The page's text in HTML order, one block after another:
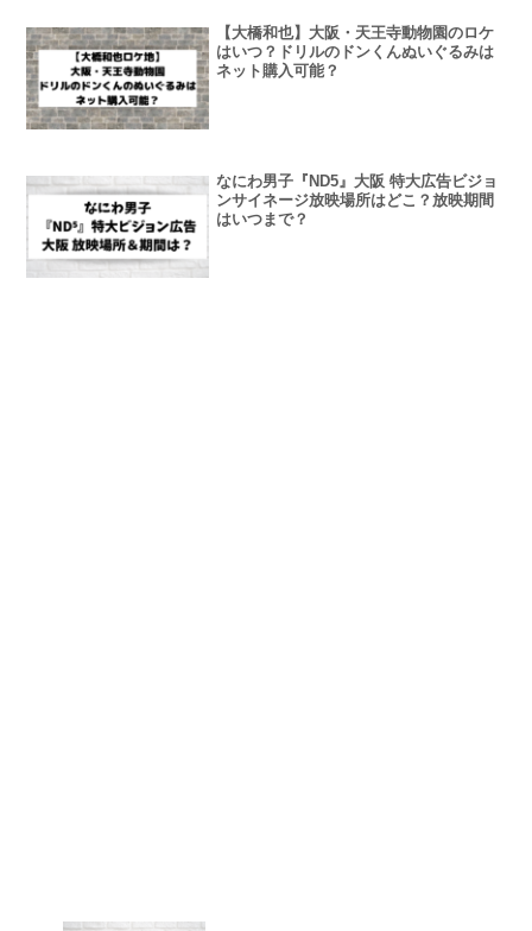
【大橋和也】大阪・天王寺動物園のロケ
はいつ？ドリルのドンくんぬいぐるみは
ネット購入可能？
なにわ男子『ND5』大阪 特大広告ビジョ
ンサイネージ放映場所はどこ？放映期間
はいつまで？